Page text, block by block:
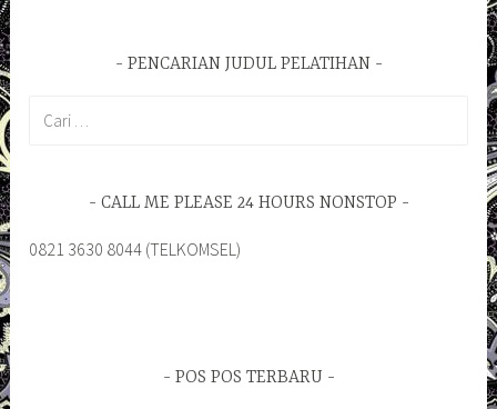
PENCARIAN JUDUL PELATIHAN
CALL ME PLEASE 24 HOURS NONSTOP
0821 3630 8044 (TELKOMSEL)
POS POS TERBARU